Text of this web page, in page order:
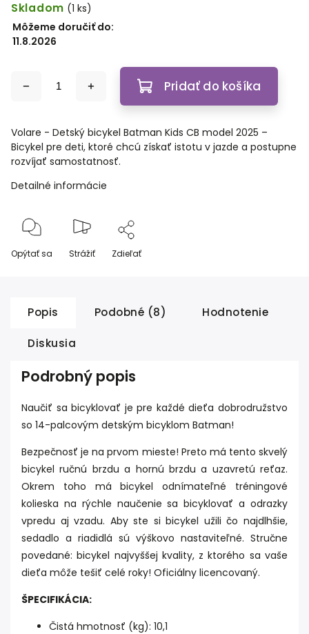
Skladom (1 ks)
Môžeme doručiť do:
11.8.2026
Pridať do košíka
Volare - Detský bicykel Batman Kids CB model 2025 –
Bicykel pre deti, ktoré chcú získať istotu v jazde a postupne
rozvíjať samostatnosť.
Detailné informácie
Opýtať sa Strážiť Zdieľať
Popis Podobné (8) Hodnotenie
Diskusia
Podrobný popis
Naučiť sa bicyklovať je pre každé dieťa dobrodružstvo
so 14-palcovým detským bicyklom Batman!
Bezpečnosť je na prvom mieste! Preto má tento skvelý
bicykel ručnú brzdu a hornú brzdu a uzavretú reťaz.
Okrem toho má bicykel odnímateľné tréningové
kolieska na rýchle naučenie sa bicyklovať a odrazky
vpredu aj vzadu. Aby ste si bicykel užili čo najdlhšie,
sedadlo a riadidlá sú výškovo nastaviteľné. Stručne
povedané: bicykel najvyššej kvality, z ktorého sa vaše
dieťa môže tešiť celé roky! Oficiálny licencovaný.
ŠPECIFIKÁCIA:
Čistá hmotnosť (kg): 10,1